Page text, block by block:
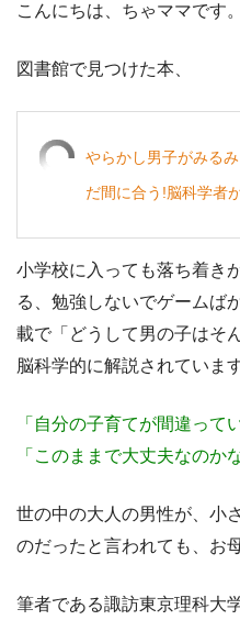
こんにちは、ちゃママです。
図書館で見つけた本、
やらかし男子がみる
だ間に合う!脳科学者
小学校に入っても落ち着き
る、勉強しないでゲームば
載で「どうして男の子はそ
脳科学的に解説されています
「自分の子育てが間違って
「このままで大丈夫なのか
世の中の大人の男性が、小
のだったと言われても、お
筆者である諏訪東京理科大